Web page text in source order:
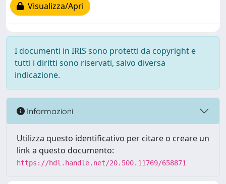
Visualizza/Apri
I documenti in IRIS sono protetti da copyright e
tutti i diritti sono riservati, salvo diversa
indicazione.
Informazioni
Utilizza questo identificativo per citare o creare un
link a questo documento:
https://hdl.handle.net/20.500.11769/658871